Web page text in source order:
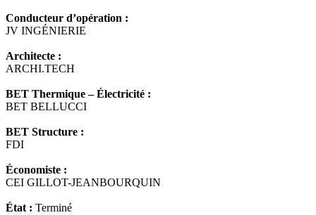
Conducteur d’opération :
JV INGÉNIERIE
Architecte :
ARCHI.TECH
BET Thermique –Électricité :
BET BELLUCCI
BET Structure :
FDI
Économiste :
CEI GILLOT-JEANBOURQUIN
État : Terminé